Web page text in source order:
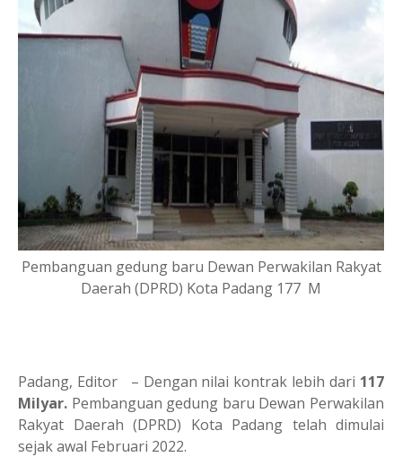
Pembanguan gedung baru Dewan Perwakilan Rakyat
Daerah (DPRD) Kota Padang 177 M
Padang, Editor – Dengan nilai kontrak lebih dari 117
Milyar. Pembanguan gedung baru Dewan Perwakilan
Rakyat Daerah (DPRD) Kota Padang telah dimulai
sejak awal Februari 2022.